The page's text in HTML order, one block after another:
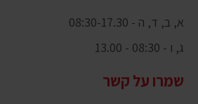
א, ב, ד, ה - 08:30-17.30
ג, ו - 08:30 - 13.00
שמרו על קשר